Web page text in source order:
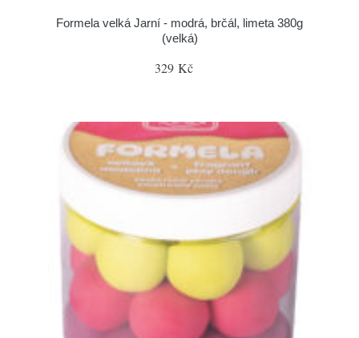
Formela velká Jarní - modrá, brčál, limeta 380g
(velká)
329 Kč